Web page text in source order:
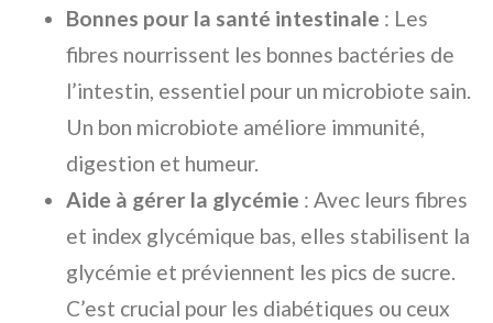
Bonnes pour la santé intestinale : Les
fibres nourrissent les bonnes bactéries de
l’intestin, essentiel pour un microbiote sain.
Un bon microbiote améliore immunité,
digestion et humeur.
Aide à gérer la glycémie : Avec leurs fibres
et index glycémique bas, elles stabilisent la
glycémie et préviennent les pics de sucre.
C’est crucial pour les diabétiques ou ceux